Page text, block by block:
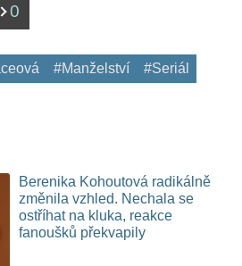
0
#Manželství #Seriál
Berenika Kohoutová radikálně
změnila vzhled. Nechala se
ostříhat na kluka, reakce
fanoušků překvapily